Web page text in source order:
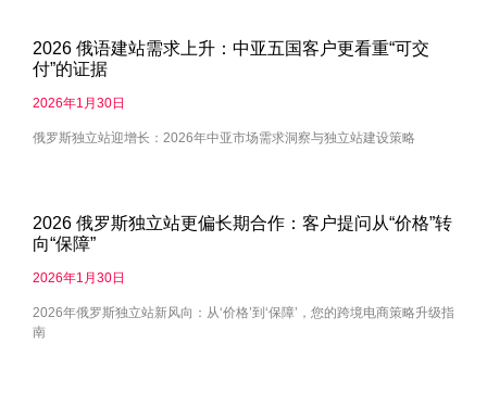
2026 俄语建站需求上升：中亚五国客户更看重“可交
付”的证据
2026年1月30日
俄罗斯独立站迎增长：2026年中亚市场需求洞察与独立站建设策略
2026 俄罗斯独立站更偏长期合作：客户提问从“价格”转
向“保障”
2026年1月30日
2026年俄罗斯独立站新风向：从‘价格’到‘保障’，您的跨境电商策略升级指
南